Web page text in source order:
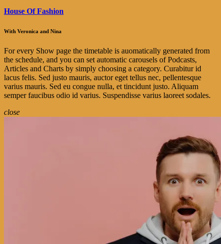
House Of Fashion
With Veronica and Nina
For every Show page the timetable is auomatically generated from
the schedule, and you can set automatic carousels of Podcasts,
Articles and Charts by simply choosing a category. Curabitur id
lacus felis. Sed justo mauris, auctor eget tellus nec, pellentesque
varius mauris. Sed eu congue nulla, et tincidunt justo. Aliquam
semper faucibus odio id varius. Suspendisse varius laoreet sodales.
close